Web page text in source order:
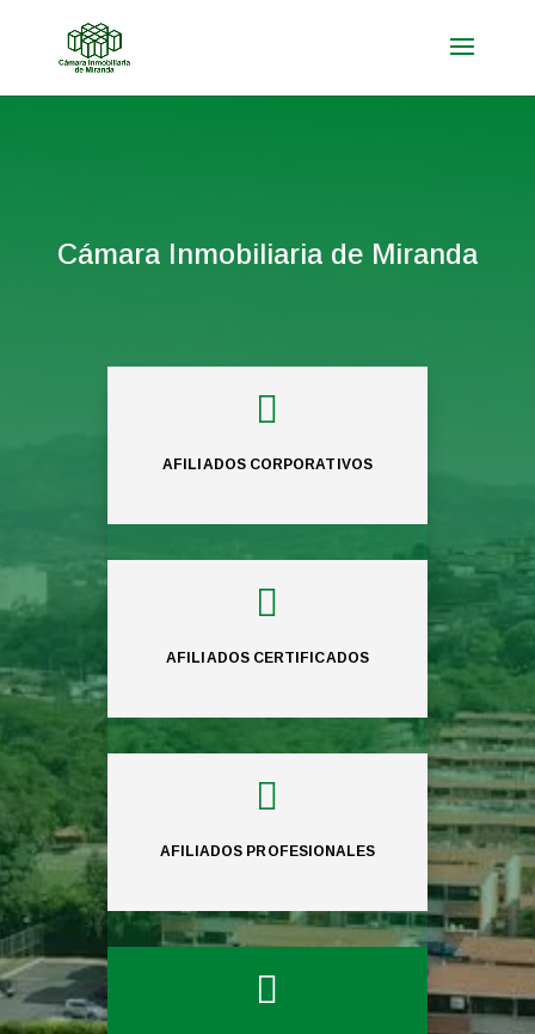
Cámara Inmobiliaria de Miranda

AFILIADOS CORPORATIVOS

AFILIADOS CERTIFICADOS

AFILIADOS PROFESIONALES
